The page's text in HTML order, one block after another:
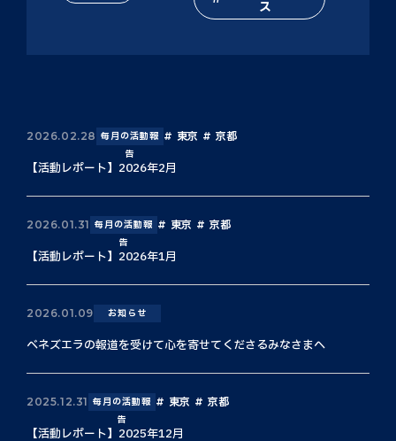
ス
2026.02.28 毎月の活動報
告
東京 京都
【活動レポート】2026年2月
2026.01.31 毎月の活動報
告
東京 京都
【活動レポート】2026年1月
2026.01.09 お知らせ
ベネズエラの報道を受けて心を寄せてくださるみなさまへ
2025.12.31 毎月の活動報
告
東京 京都
【活動レポート】2025年12月